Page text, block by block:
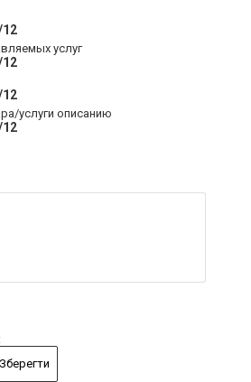
12
услуг
12
12
услуги описанию
12
Зберегти